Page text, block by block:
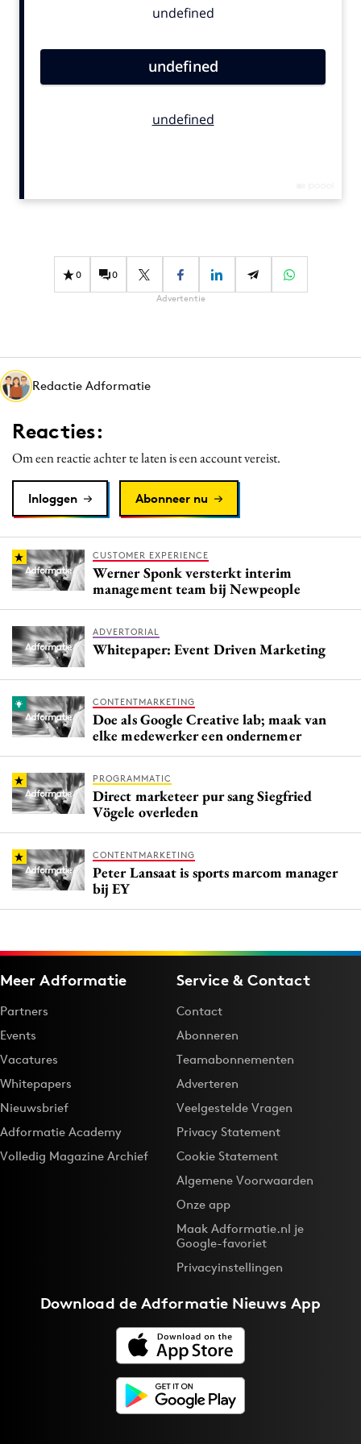
Contentmarketing
Effectiviteit
Gedragsverandering
Martech
Media
Merkstrategie
PR
Programmatic
Reputatie & crisis
0 0
Advertentie
Redactie Adformatie
Reacties:
Om een reactie achter te laten is een account vereist.
Inloggen Abonneer nu
CUSTOMER EXPERIENCE
Werner Sponk versterkt interim
management team bij Newpeople
ADVERTORIAL
Whitepaper: Event Driven Marketing
CONTENTMARKETING
Doe als Google Creative lab; maak van
elke medewerker een ondernemer
PROGRAMMATIC
Direct marketeer pur sang Siegfried
Vögele overleden
CONTENTMARKETING
Peter Lansaat is sports marcom manager
bij EY
Meer Adformatie
Partners
Events
Vacatures
Whitepapers
Nieuwsbrief
Adformatie Academy
Volledig Magazine Archief
Service & Contact
Contact
Abonneren
Teamabonnementen
Adverteren
Veelgestelde Vragen
Privacy Statement
Cookie Statement
Algemene Voorwaarden
Onze app
Maak Adformatie.nl je
Google-favoriet
Privacyinstellingen
Download deAdformatie Nieuws App